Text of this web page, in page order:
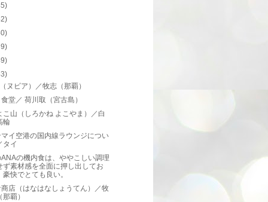
ヌビア）／牧志（那覇）
堂／ 荷川取（宮古島）
こ山（しろかね よこやま）／白
輪
イ空港の国内線ラウンジについ
タイ
の機内食は、ややこしい調理
ず素材感を全面に押し出してお
豪快でとても良い。
店（はなはなしょうてん）／牧
覇）